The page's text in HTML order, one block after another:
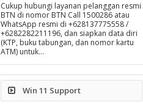
Cukup hubungi layanan pelanggan resmi
BTN di nomor BTN Call 1500286 atau
WhatsApp resmi di +628137775558 /
+6282282211196, dan siapkan data diri
(KTP, buku tabungan, dan nomor kartu
ATM) untuk…
Win 11 Support